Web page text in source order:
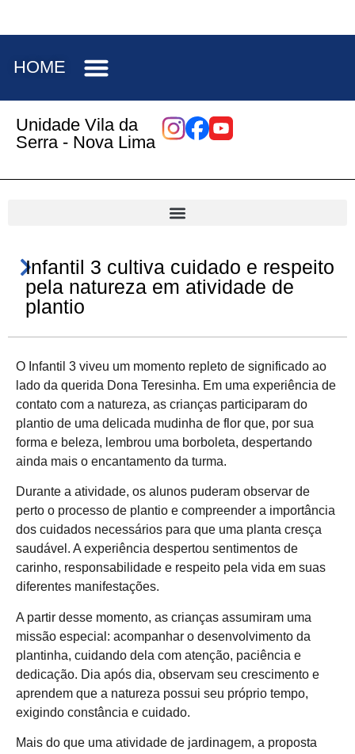
HOME
Unidade Vila da
Serra - Nova Lima
Infantil 3 cultiva cuidado e respeito
pela natureza em atividade de
plantio
O Infantil 3 viveu um momento repleto de significado ao
lado da querida Dona Teresinha. Em uma experiência de
contato com a natureza, as crianças participaram do
plantio de uma delicada mudinha de flor que, por sua
forma e beleza, lembrou uma borboleta, despertando
ainda mais o encantamento da turma.
Durante a atividade, os alunos puderam observar de
perto o processo de plantio e compreender a importância
dos cuidados necessários para que uma planta cresça
saudável. A experiência despertou sentimentos de
carinho, responsabilidade e respeito pela vida em suas
diferentes manifestações.
A partir desse momento, as crianças assumiram uma
missão especial: acompanhar o desenvolvimento da
plantinha, cuidando dela com atenção, paciência e
dedicação. Dia após dia, observam seu crescimento e
aprendem que a natureza possui seu próprio tempo,
exigindo constância e cuidado.
Mais do que uma atividade de jardinagem, a proposta